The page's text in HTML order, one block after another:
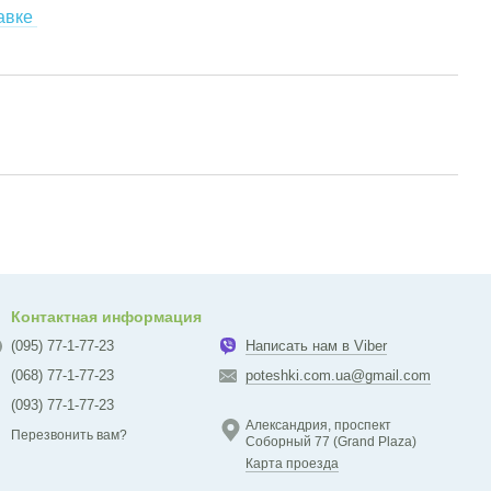
Контактная информация
(095) 77-1-77-23
(068) 77-1-77-23
(093) 77-1-77-23
Перезвонить вам?
Написать нам в Viber
poteshki.com.ua@gmail.com
Александрия, проспект
Соборный 77 (Grand Plaza)
Карта проезда